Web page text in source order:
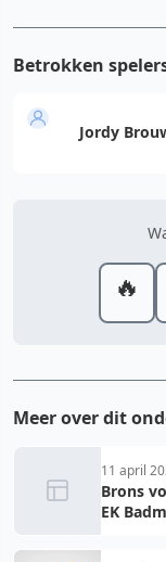
Betrokken
Jordy
🔥
Meer over dit
11 april
Brons
EK